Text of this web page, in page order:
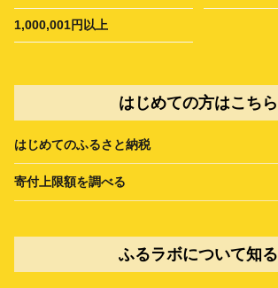
1,000,001円以上
はじめての方はこちら
はじめてのふるさと納税
寄付上限額を調べる
ふるラボについて知る